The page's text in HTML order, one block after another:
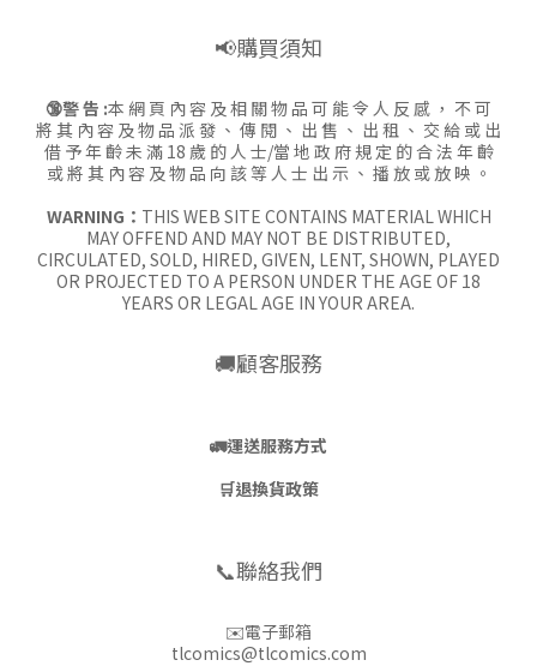
📢購買須知
🔞警 告 :本 網 頁 內 容 及 相 關 物 品 可 能 令 人 反 感 ， 不 可
將 其 內 容 及 物 品 派 發 、 傳 閱 、 出 售 、 出 租 、 交 給 或 出
借 予 年 齡 未 滿 18 歲 的 人 士/當 地 政 府 規 定 的 合 法 年 齡
或 將 其 內 容 及 物 品 向 該 等 人 士 出 示 、 播 放 或 放 映 。
WARNING： THIS WEB SITE CONTAINS MATERIAL WHICH
MAY OFFEND AND MAY NOT BE DISTRIBUTED,
CIRCULATED, SOLD, HIRED, GIVEN, LENT, SHOWN, PLAYED
OR PROJECTED TO A PERSON UNDER THE AGE OF 18
YEARS OR LEGAL AGE IN YOUR AREA.
🚚顧客服務
🚛運送服務方式
🛒退換貨政策
📞聯絡我們
✉️電子郵箱
tlcomics@tlcomics.com